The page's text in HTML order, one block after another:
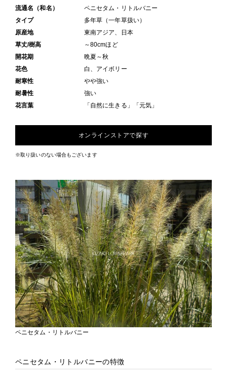
流通名（和名）
ペニセタム・リトルバニー
タイプ
多年草（一年草扱い）
原産地
東南アジア、日本
草丈/樹高
～80cmほど
開花期
晩夏～秋
花色
白、アイボリー
耐寒性
やや強い
耐暑性
強い
花言葉
「自然に生きる」「元気」
オンラインストアで探す
※取り扱いのない場合もございます
ペニセタム・リトルバニー
ペニセタム・リトルバニーの特徴